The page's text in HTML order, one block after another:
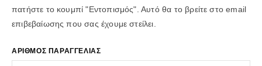
πατήστε το κουμπί "Εντοπισμός". Αυτό θα το βρείτε στο email
επιβεβαίωσης που σας έχουμε στείλει.
ΑΡΙΘΜΌΣ ΠΑΡΑΓΓΕΛΊΑΣ